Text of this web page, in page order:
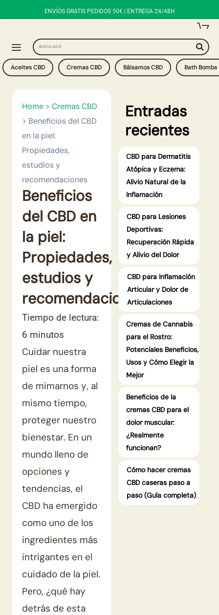
al
ENVÍOS GRATIS PEDIDOS 50€ | ENTREGA 24/48H
Search
Aceites CBD Cremas CBD Bálsamos CBD Bath Bombs
Home >Cremas CBD
> Beneficios del CBD
en la piel:
Propiedades,
estudios y
recomendaciones
Beneficios
del CBD en
la piel:
Propiedades,
estudios y
recomendaciones
Tiempo de lectura:
6 minutos
Cuidar nuestra
piel es una forma
de mimarnos y, al
mismo tiempo,
proteger nuestro
bienestar. En un
mundo lleno de
opciones y
tendencias, el
CBD ha emergido
como uno de los
ingredientes más
intrigantes en el
cuidado de la piel.
Pero, ¿qué hay
detrás de esta
Entradas
recientes
CBD para Dermatitis
Atópica y Eczema:
Alivio Natural de la
Inflamación
CBD para Lesiones
Deportivas:
Recuperación Rápida
y Alivio del Dolor
CBD para Inflamación
Articular y Dolor de
Articulaciones
Cremas de Cannabis
para el Rostro:
Potenciales Beneficios,
Usos y Cómo Elegir la
Mejor
Beneficios de la
cremas CBD para el
dolor muscular:
¿Realmente
funcionan?
Cómo hacer cremas
CBD caseras paso a
paso (Guía completa)